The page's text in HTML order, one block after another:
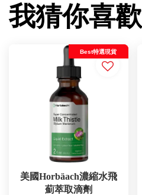
我猜你喜歡
Best特選現貨
美國Horbäach濃縮水飛
薊萃取滴劑